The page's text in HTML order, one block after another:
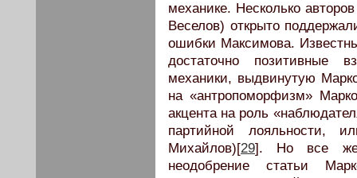
механике. Несколько
Веселов) открыто
ошибки Максимова.
достаточно позитивные
механики, выдвинутую
на «антропоморфизм»
акцента на роль
партийной лояльности,
Михайлов)[29]. Но все же
неодобрение статьи